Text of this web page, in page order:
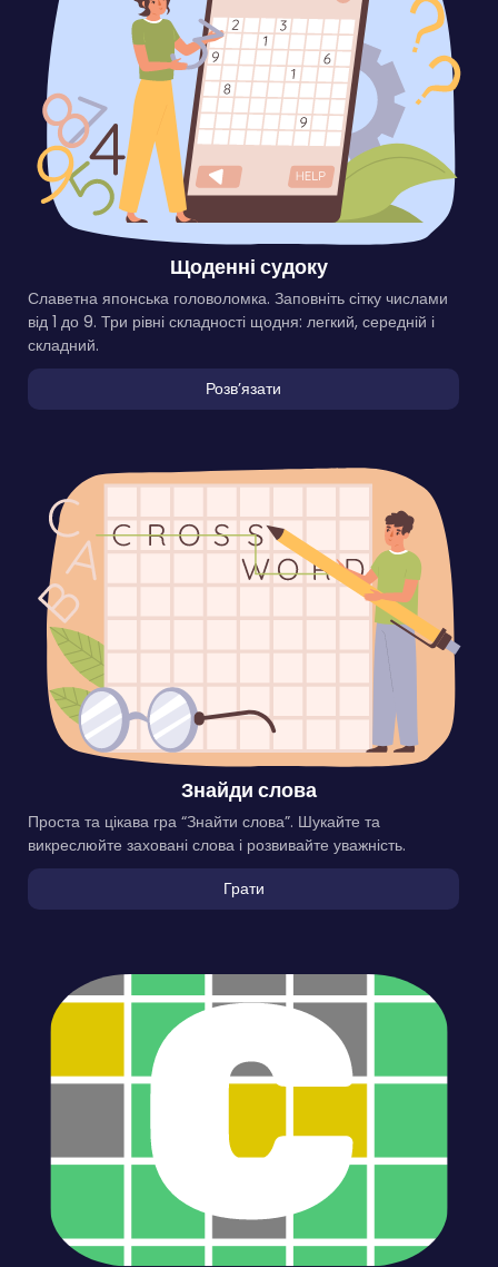
Щоденні судоку
Славетна японська головоломка. Заповніть сітку числами
від 1 до 9. Три рівні складності щодня: легкий, середній і
складний.
Розвʼязати
Знайди слова
Проста та цікава гра “Знайти слова”. Шукайте та
викреслюйте заховані слова і розвивайте уважність.
Грати